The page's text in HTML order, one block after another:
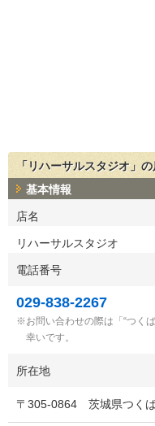
「リハーサルスタジオ」
基本情報
店名
リハーサルスタジオ
電話番号
029-838-2267
お問い合わせの際は「“つく
幸いです。
所在地
〒 305-0864 茨城県つく